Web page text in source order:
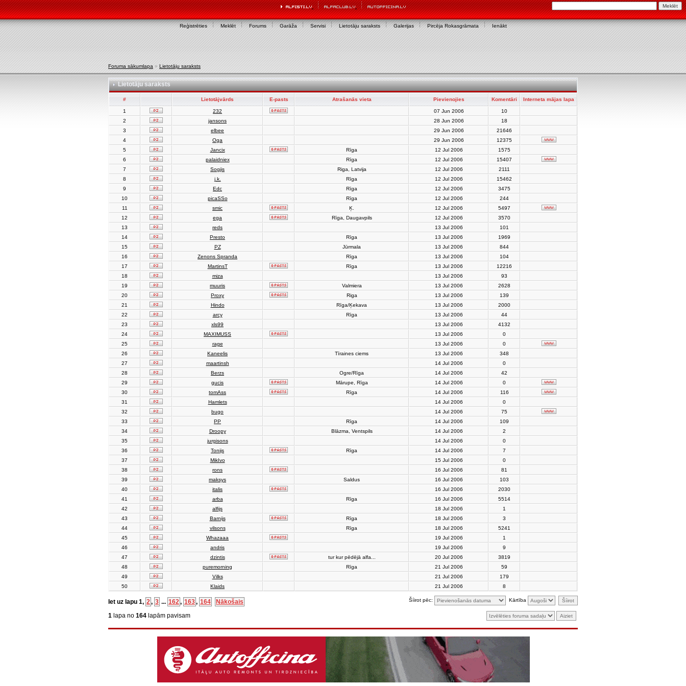
Reģistrēties Meklēt Forums Garāža Servisi Lietotāju saraksts Galerijas Pircēja Rokasgrāmata Ienākt
Foruma sākumlapa » Lietotāju saraksts
Lietotāju saraksts
# Lietotājvārds E-pasts Atrašanās vieta Pievienojies Komentāri Interneta mājas lapa
1 232 07 Jun 2006
10
2
jansons 28 Jun 2006
18
3
elbee 29 Jun 2006
21646
4
Oga 29 Jun 2006
12375
5
Jancix Rīga 12 Jul 2006
1575
6
palaidniex Rīga 12 Jul 2006
15407
7
Sogjis Riga, Latvija 12 Jul 2006
2111
8
j.k. Rīga 12 Jul 2006
15462
9
Edc Rīga 12 Jul 2006
3475
10
picaSSo Rīga 12 Jul 2006
244
11
smic Ķ. 12 Jul 2006
5497
12
ega Rīga, Daugavpils 12 Jul 2006
3570
13
reds 13 Jul 2006
101
14
Presto Rīga 13 Jul 2006
1969
15
PZ Jūrmala 13 Jul 2006
844
16
Zenons Spranda Rīga 13 Jul 2006
104
17
MartinsT Rīga 13 Jul 2006
12216
18
miza 13 Jul 2006
93
19
muuris Valmiera 13 Jul 2006
2628
20
Proxy Riga 13 Jul 2006
139
21
Hindo Rīga/Ķekava 13 Jul 2006
2000
22
arcy Rīga 13 Jul 2006
44
23
xls99 13 Jul 2006
4132
24
MAXIMUSS 13 Jul 2006
0
25
rage 13 Jul 2006
0
26
Kaneelis Tīraines ciems 13 Jul 2006
348
27
maartinsh 14 Jul 2006
0
28
Berzs Ogre/Rīga 14 Jul 2006
42
29
gucis Mārupe, Rīga 14 Jul 2006
0
30
tomAss Rīga 14 Jul 2006
116
31
Hamlets 14 Jul 2006
0
32
bugo 14 Jul 2006
75
33
PP Rīga 14 Jul 2006
109
34
Droopy Blāzma, Ventspils 14 Jul 2006
2
35
jurgisons 14 Jul 2006
0
36
Tonijs Rīga 14 Jul 2006
7
37
MikIvo 15 Jul 2006
0
38
rons 16 Jul 2006
81
39
maksys Saldus 16 Jul 2006
103
40
italis 16 Jul 2006
2030
41
arba Rīga 16 Jul 2006
5514
42
alfijs 18 Jul 2006
1
43
Barnijs Rīga 18 Jul 2006
3
44
vilsons Rīga 18 Jul 2006
5241
45
Whazaaa 19 Jul 2006
1
46
andris 19 Jul 2006
9
47
dzintis tur kur pēdējā alfa... 20 Jul 2006
3819
48
puremorning Rīga 21 Jul 2006
59
49
Vilks 21 Jul 2006
179
50
Klaids 21 Jul 2006 8
Iet uz lapu 1, 2, 3 ... 162, 163, 164 Nākošais Šíirot pēc: Kārtība
1 lapa no 164 lapām pavisam